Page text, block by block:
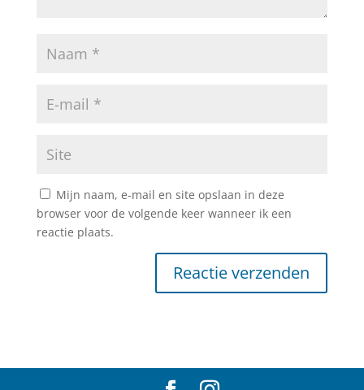
Mijn naam, e-mail en site opslaan in deze
browser voor de volgende keer wanneer ik een
reactie plaats.